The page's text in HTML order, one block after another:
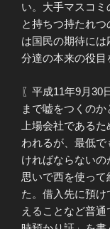
い。大手マスコ
と持ちつ持たれ
は国民の期待に
分達の本来の役目
〖平成11年9月30
まで嘘をつくの
上場会社である
われるが、最低
ければならない
思いで西を使っ
た。借入先に預
えることなど普